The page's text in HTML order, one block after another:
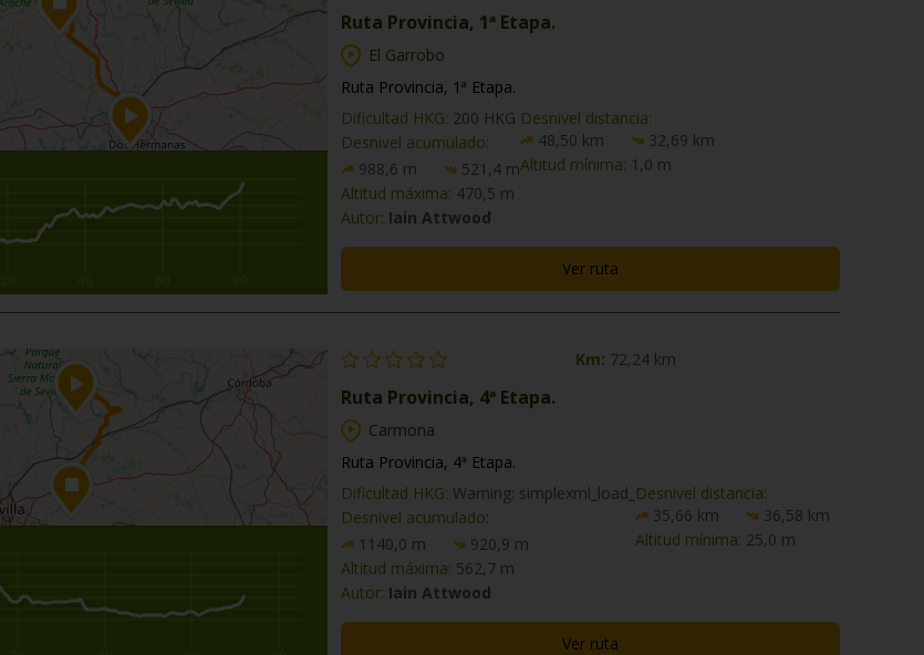
Ruta Provincia, 1ª Etapa.
El Garrobo
Ruta Provincia, 1ª Etapa.
Dificultad HKG: 200 HKG
Desnivel acumulado:
988,6 m
521,4 m
Altitud máxima: 470,5 m
Desnivel distancia:
48,50 km
32,69 km
Altitud mínima: 1,0 m
Autor: Iain Attwood
Ver ruta
Km: 72,24 km
Ruta Provincia, 4ª Etapa.
Carmona
Ruta Provincia, 4ª Etapa.
Dificultad HKG: Warning: simplexml_load_
Desnivel acumulado:
1140,0 m
920,9 m
Altitud máxima: 562,7 m
Desnivel distancia:
35,66 km
36,58 km
Altitud mínima: 25,0 m
Autor: Iain Attwood
Ver ruta